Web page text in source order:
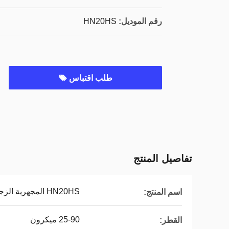
رقم الموديل: HN20HS
طلب اقتباس
تفاصيل المنتج
اسم المنتج: HN20HS المجهرية الزجاجية
القطر: 25-90 ميكرون